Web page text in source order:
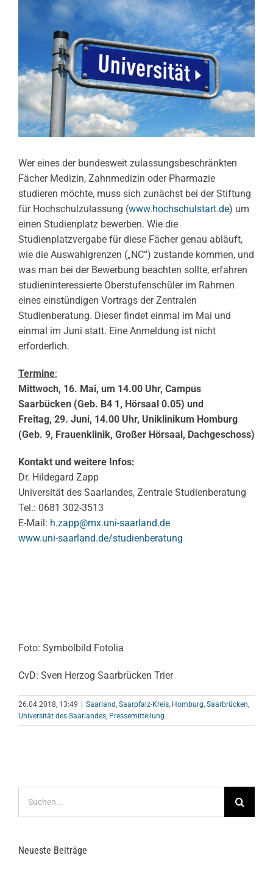
Wer eines der bundesweit zulassungsbeschränkten
Fächer Medizin, Zahnmedizin oder Pharmazie
studieren möchte, muss sich zunächst bei der Stiftung
für Hochschulzulassung (www.hochschulstart.de) um
einen Studienplatz bewerben. Wie die
Studienplatzvergabe für diese Fächer genau abläuft,
wie die Auswahlgrenzen („NC“) zustande kommen, und
was man bei der Bewerbung beachten sollte, erfahren
studieninteressierte Oberstufenschüler im Rahmen
eines einstündigen Vortrags der Zentralen
Studienberatung. Dieser findet einmal im Mai und
einmal im Juni statt. Eine Anmeldung ist nicht
erforderlich.
Termine:
Mittwoch, 16. Mai, um 14.00 Uhr, Campus
Saarbücken (Geb. B4 1, Hörsaal 0.05) und
Freitag, 29. Juni, 14.00 Uhr, Uniklinikum Homburg
(Geb. 9, Frauenklinik, Großer Hörsaal, Dachgeschoss)
Kontakt und weitere Infos:
Dr. Hildegard Zapp
Universität des Saarlandes, Zentrale Studienberatung
Tel.: 0681 302-3513
E-Mail: h.zapp@mx.uni-saarland.de
www.uni-saarland.de/studienberatung
Foto: Symbolbild Fotolia
CvD: Sven Herzog Saarbrücken Trier
26.04.2018, 13:49 Saarland, Saarpfalz-Kreis, Homburg, Saarbrücken,
Universität des Saarlandes, Pressemitteilung
nach:
Neueste Beiträge